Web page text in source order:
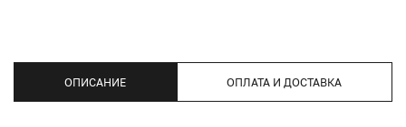
ОПИСАНИЕ ОПЛАТА И ДОСТАВКА